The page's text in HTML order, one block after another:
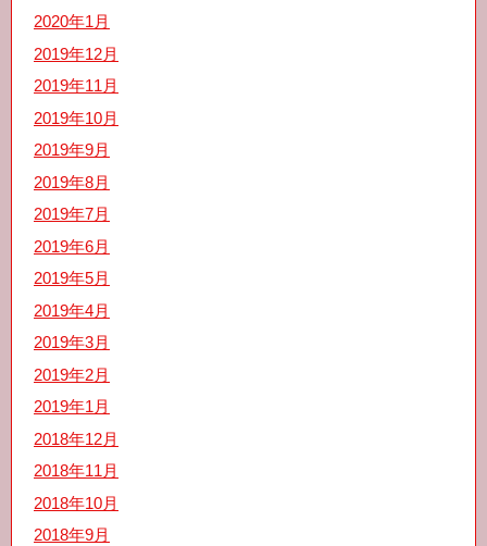
2020年1月
2019年12月
2019年11月
2019年10月
2019年9月
2019年8月
2019年7月
2019年6月
2019年5月
2019年4月
2019年3月
2019年2月
2019年1月
2018年12月
2018年11月
2018年10月
2018年9月